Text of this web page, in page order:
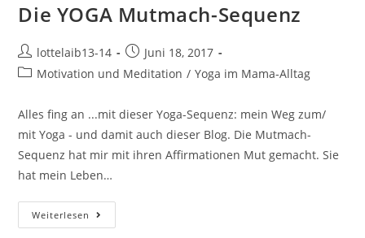
Die YOGA Mutmach-Sequenz
Beitrags-
Autor:
lottelaib13-14
Beitrag
veröffentlicht:
Juni 18, 2017
Beitrags-
Motivation und Meditation / Yoga im Mama-Alltag
Alles fing an ...mit dieser Yoga-Sequenz: mein Weg zum/
mit Yoga - und damit auch dieser Blog. Die Mutmach-
Sequenz hat mir mit ihren Affirmationen Mut gemacht. Sie
hat mein Leben…
Weiterlesen Die
YOGA